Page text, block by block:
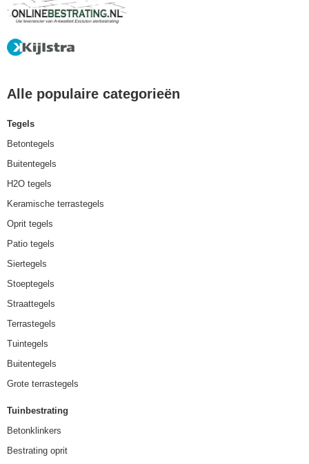
Alle populaire categorieën
Tegels
Betontegels
Buitentegels
H2O tegels
Keramische terrastegels
Oprit tegels
Patio tegels
Siertegels
Stoeptegels
Straattegels
Terrastegels
Tuintegels
Buitentegels
Grote terrastegels
Tuinbestrating
Betonklinkers
Bestrating oprit